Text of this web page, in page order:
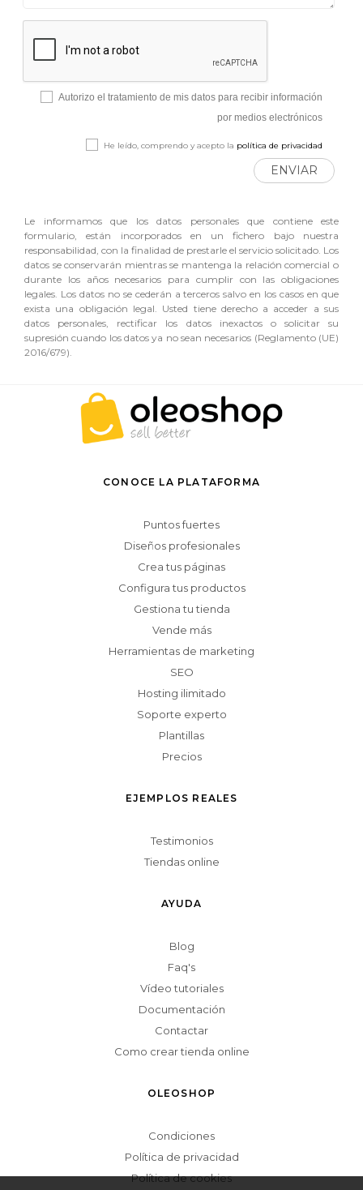
Autorizo el tratamiento de mis datos para recibir información
por medios electrónicos
He leído, comprendo y acepto la política de privacidad
ENVIAR
Le informamos que los datos personales que contiene este
formulario, están incorporados en un fichero bajo nuestra
responsabilidad, con la finalidad de prestarle el servicio solicitado. Los
datos se conservarán mientras se mantenga la relación comercial o
durante los años necesarios para cumplir con las obligaciones
legales. Los datos no se cederán a terceros salvo en los casos en que
exista una obligación legal. Usted tiene derecho a acceder a sus
datos personales, rectificar los datos inexactos o solicitar su
supresión cuando los datos ya no sean necesarios (Reglamento (UE)
2016/679).
CONOCE LA PLATAFORMA
Puntos fuertes
Diseños profesionales
Crea tus páginas
Configura tus productos
Gestiona tu tienda
Vende más
Herramientas de marketing
SEO
Hosting ilimitado
Soporte experto
Plantillas
Precios
EJEMPLOS REALES
Testimonios
Tiendas online
AYUDA
Blog
Faq's
Vídeo tutoriales
Documentación
Contactar
Como crear tienda online
OLEOSHOP
Condiciones
Política de privacidad
Política de cookies